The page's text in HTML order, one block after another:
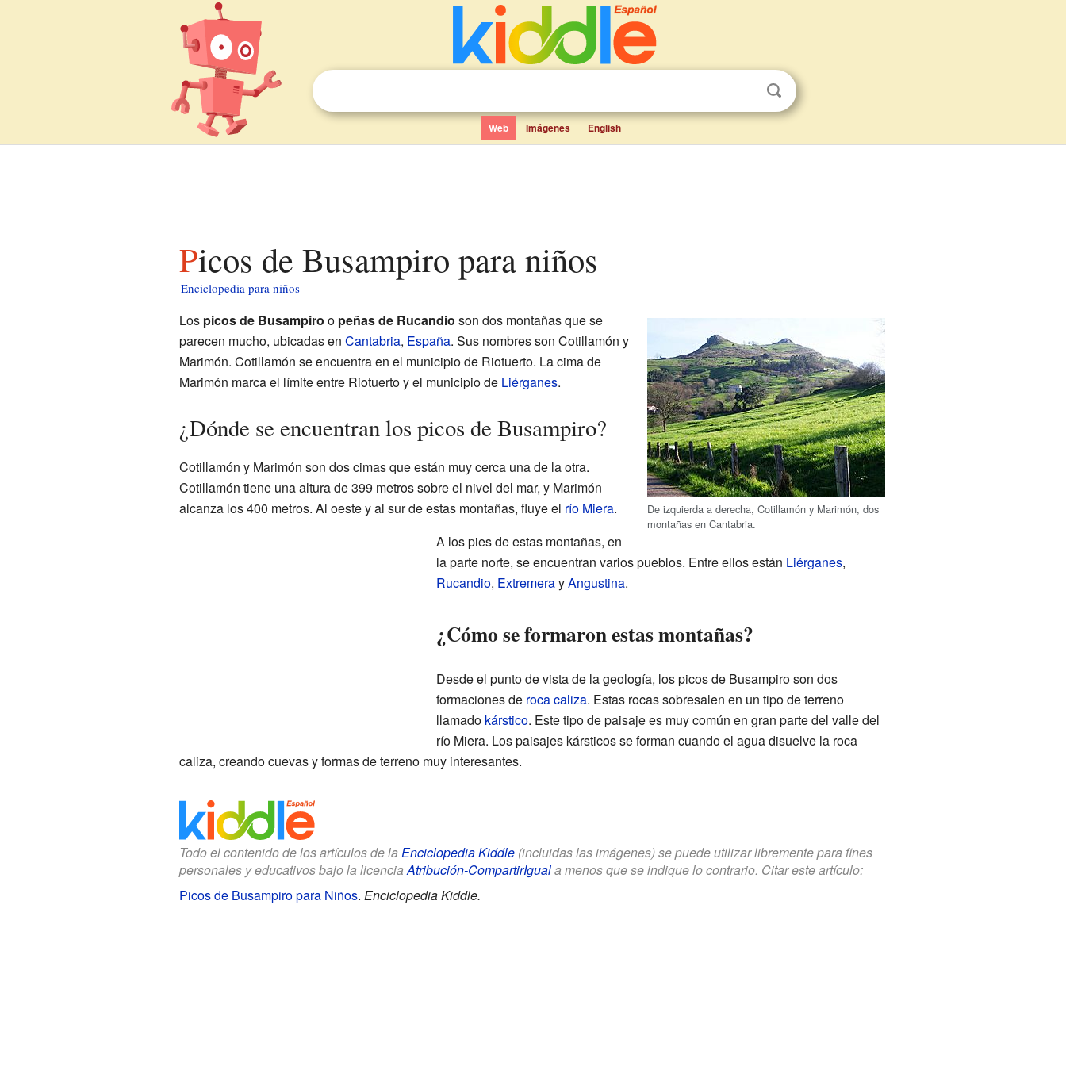
Web Imágenes English
Picos de Busampiro para niños
Enciclopedia para niños
De izquierda a derecha, Cotillamón y Marimón, dos
montañas en Cantabria.
Los picos de Busampiro o peñas de Rucandio son dos montañas que se
parecen mucho, ubicadas en Cantabria, España. Sus nombres son Cotillamón y
Marimón. Cotillamón se encuentra en el municipio de Riotuerto. La cima de
Marimón marca el límite entre Riotuerto y el municipio de Liérganes.
¿Dónde se encuentran los picos de Busampiro?
Cotillamón y Marimón son dos cimas que están muy cerca una de la otra.
Cotillamón tiene una altura de 399 metros sobre el nivel del mar, y Marimón
alcanza los 400 metros. Al oeste y al sur de estas montañas, fluye el río Miera.
A los pies de estas montañas, en
la parte norte, se encuentran varios pueblos. Entre ellos están Liérganes,
Rucandio, ExtremerayAngustina.
¿Cómo se formaron estas montañas?
Desde el punto de vista de la geología, los picos de Busampiro son dos
formaciones de roca caliza. Estas rocas sobresalen en un tipo de terreno
llamado kárstico. Este tipo de paisaje es muy común en gran parte del valle del
río Miera. Los paisajes kársticos se forman cuando el agua disuelve la roca
caliza, creando cuevas y formas de terreno muy interesantes.
Todo el contenido de los artículos de la Enciclopedia Kiddle(incluidas las imágenes) se puede utilizar libremente para fines
personales y educativos bajo la licenciaAtribución-CompartirIguala menos que se indique lo contrario. Citar este artículo:
Picos de Busampiro para Niños. Enciclopedia Kiddle.